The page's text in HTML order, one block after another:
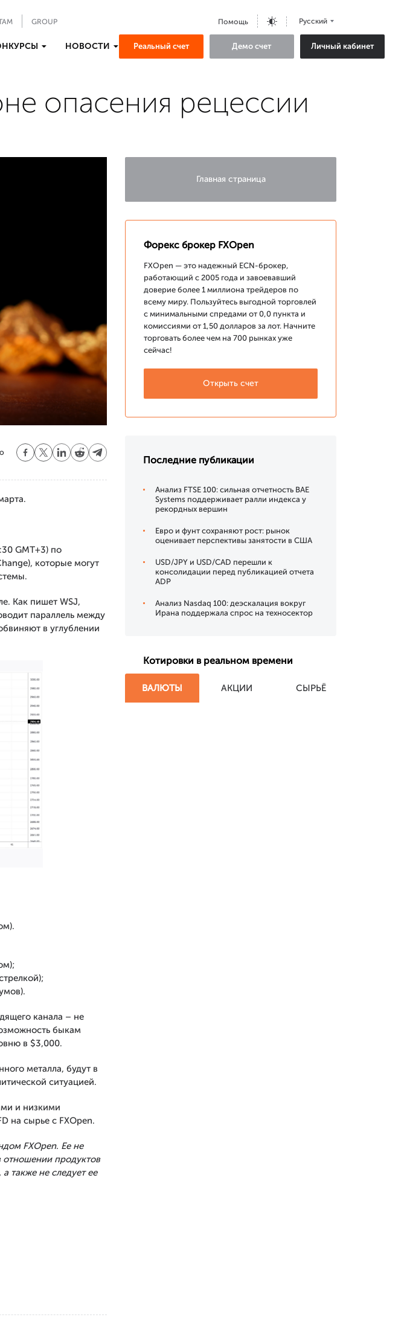
GROUP Помощь Русский
НОВОСТИ Реальный счет Демо счет Личный кабинет
опасения рецессии
GMT+3) по
которые могут
Как пишет WSJ,
параллель между
в углублении
канала – не
быкам
в $3,000.
металла, будут в
ситуацией.
и низкими
на сырье с FXOpen.
FXOpen. Ее не
отношении продуктов
также не следует ее
Главная страница
Форекс брокер FXOpen
FXOpen — это надежный ECN-брокер,
работающий с 2005 года и завоевавший
доверие более 1 миллиона трейдеров по
всему миру. Пользуйтесь выгодной торговлей
с минимальными спредами от 0,0 пункта и
комиссиями от 1,50 долларов за лот. Начните
торговать более чем на 700 рынках уже
сейчас!
Открыть счет
Последние публикации
Анализ FTSE 100: сильная отчетность BAE
Systems поддерживает ралли индекса у
рекордных вершин
Евро и фунт сохраняют рост: рынок
оценивает перспективы занятости в США
USD/JPY и USD/CAD перешли к
консолидации перед публикацией отчета
ADP
Анализ Nasdaq 100: деэскалация вокруг
Ирана поддержала спрос на техносектор
Котировки в реальном времени
ВАЛЮТЫ АКЦИИ СЫРЬЁ